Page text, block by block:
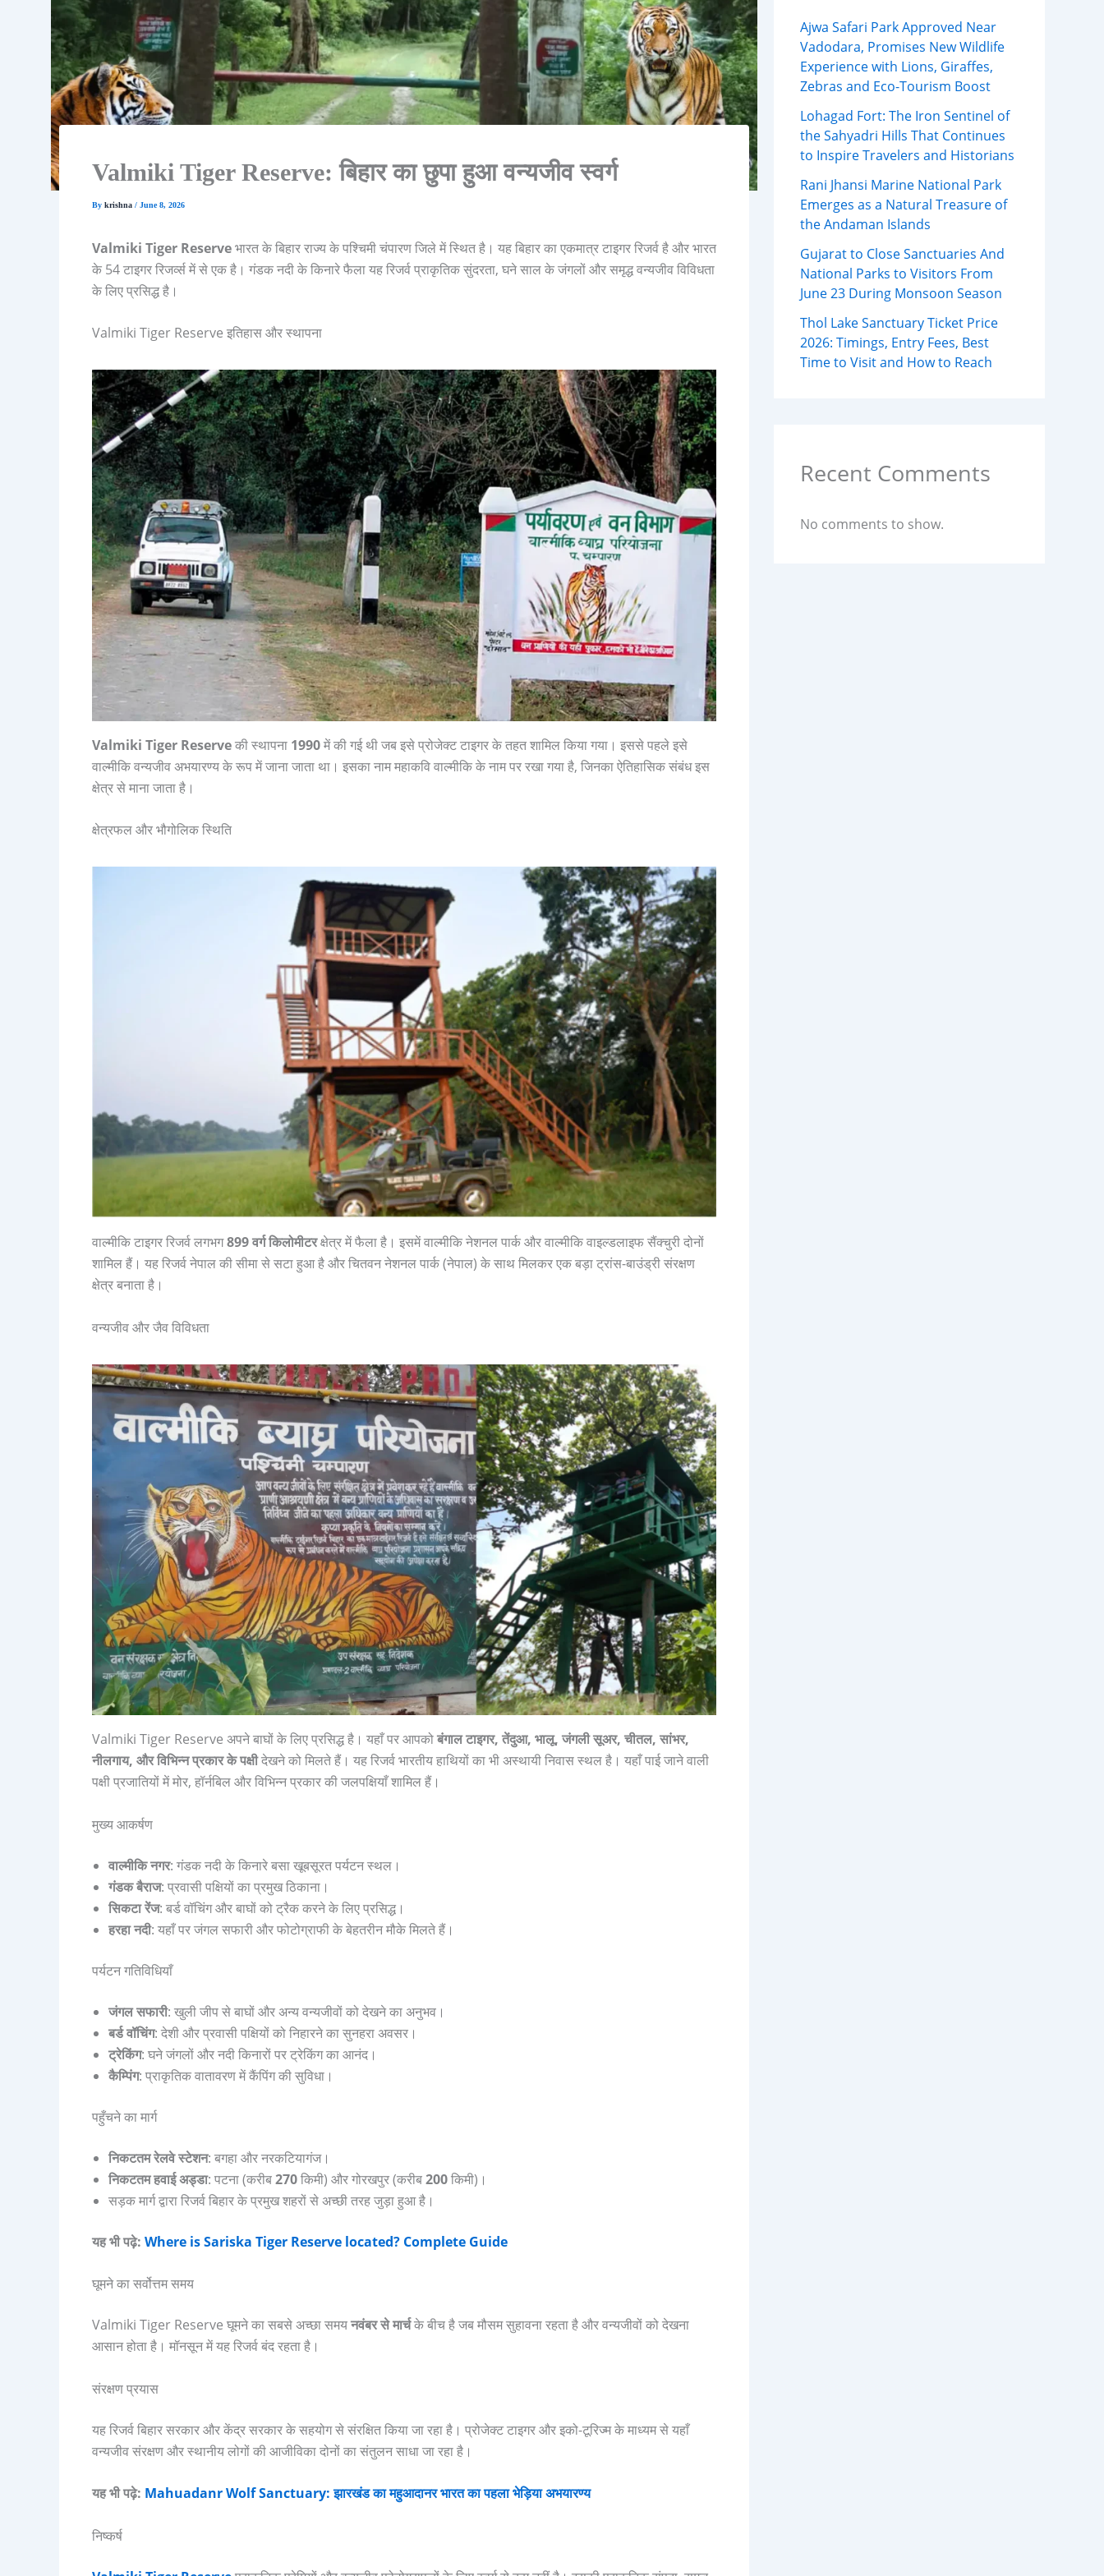
Valmiki Tiger Reserve: बिहार का छुपा हुआ वन्यजीव स्वर्ग
By krishna / June 8, 2026
Valmiki Tiger Reserveभारत के बिहार राज्य के पश्चिमी चंपारण जिले में स्थित है। यह बिहार का एकमात्र टाइगर रिजर्व है और भारत
के 54 टाइगर रिजर्व्स में से एक है। गंडक नदी के किनारे फैला यह रिजर्व प्राकृतिक सुंदरता, घने साल के जंगलों और समृद्ध वन्यजीव विविधता
के लिए प्रसिद्ध है।
Valmiki Tiger Reserve इतिहास और स्थापना
Valmiki Tiger Reserveकी स्थापना 1990में की गई थी जब इसे प्रोजेक्ट टाइगर के तहत शामिल किया गया। इससे पहले इसे
वाल्मीकि वन्यजीव अभयारण्य के रूप में जाना जाता था। इसका नाम महाकवि वाल्मीकि के नाम पर रखा गया है, जिनका ऐतिहासिक संबंध इस
क्षेत्र से माना जाता है।
क्षेत्रफल और भौगोलिक स्थिति
वाल्मीकि टाइगर रिजर्व लगभग899 वर्ग किलोमीटरक्षेत्र में फैला है। इसमें वाल्मीकि नेशनल पार्क और वाल्मीकि वाइल्डलाइफ सैंक्चुरी दोनों
शामिल हैं। यह रिजर्व नेपाल की सीमा से सटा हुआ है और चितवन नेशनल पार्क (नेपाल) के साथ मिलकर एक बड़ा ट्रांस-बाउंड्री संरक्षण
क्षेत्र बनाता है।
वन्यजीव और जैव विविधता
Valmiki Tiger Reserve अपने बाघों के लिए प्रसिद्ध है। यहाँ पर आपकोबंगाल टाइगर, तेंदुआ, भालू, जंगली सूअर, चीतल, सांभर,
नीलगाय, और विभिन्न प्रकार के पक्षीदेखने को मिलते हैं। यह रिजर्व भारतीय हाथियों का भी अस्थायी निवास स्थल है। यहाँ पाई जाने वाली
पक्षी प्रजातियों में मोर, हॉर्नबिल और विभिन्न प्रकार की जलपक्षियाँ शामिल हैं।
मुख्य आकर्षण
वाल्मीकि नगर: गंडक नदी के किनारे बसा खूबसूरत पर्यटन स्थल।
गंडक बैराज: प्रवासी पक्षियों का प्रमुख ठिकाना।
सिकटा रेंज: बर्ड वॉचिंग और बाघों को ट्रैक करने के लिए प्रसिद्ध।
हरहा नदी: यहाँ पर जंगल सफारी और फोटोग्राफी के बेहतरीन मौके मिलते हैं।
पर्यटन गतिविधियाँ
जंगल सफारी: खुली जीप से बाघों और अन्य वन्यजीवों को देखने का अनुभव।
बर्ड वॉचिंग: देशी और प्रवासी पक्षियों को निहारने का सुनहरा अवसर।
ट्रेकिंग: घने जंगलों और नदी किनारों पर ट्रेकिंग का आनंद।
कैम्पिंग: प्राकृतिक वातावरण में कैंपिंग की सुविधा।
पहुँचने का मार्ग
निकटतम रेलवे स्टेशन: बगहा और नरकटियागंज।
निकटतम हवाई अड्डा: पटना (करीब270किमी) और गोरखपुर (करीब200किमी)।
सड़क मार्ग द्वारा रिजर्व बिहार के प्रमुख शहरों से अच्छी तरह जुड़ा हुआ है।
यह भी पढ़े: Where is Sariska Tiger Reserve located? Complete Guide
घूमने का सर्वोत्तम समय
Valmiki Tiger Reserve घूमने का सबसे अच्छा समयनवंबर से मार्चके बीच है जब मौसम सुहावना रहता है और वन्यजीवों को देखना
आसान होता है। मॉनसून में यह रिजर्व बंद रहता है।
संरक्षण प्रयास
यह रिजर्व बिहार सरकार और केंद्र सरकार के सहयोग से संरक्षित किया जा रहा है। प्रोजेक्ट टाइगर और इको-टूरिज्म के माध्यम से यहाँ
वन्यजीव संरक्षण और स्थानीय लोगों की आजीविका दोनों का संतुलन साधा जा रहा है।
यह भी पढ़े: Mahuadanr Wolf Sanctuary: झारखंड का महुआदानर भारत का पहला भेड़िया अभयारण्य
निष्कर्ष
Ajwa Safari Park Approved Near
Vadodara, Promises New Wildlife
Experience with Lions, Giraffes,
Zebras and Eco-Tourism Boost
Lohagad Fort: The Iron Sentinel of
the Sahyadri Hills That Continues
to Inspire Travelers and Historians
Rani Jhansi Marine National Park
Emerges as a Natural Treasure of
the Andaman Islands
Gujarat to Close Sanctuaries And
National Parks to Visitors From
June 23 During Monsoon Season
Thol Lake Sanctuary Ticket Price
2026: Timings, Entry Fees, Best
Time to Visit and How to Reach
Recent Comments
No comments to show.